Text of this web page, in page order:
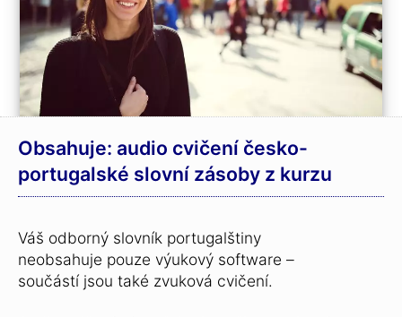
Obsahuje: audio cvičení česko-
portugalské slovní zásoby z kurzu
Váš odborný slovník portugalštiny
neobsahuje pouze výukový software –
součástí jsou také zvuková cvičení.